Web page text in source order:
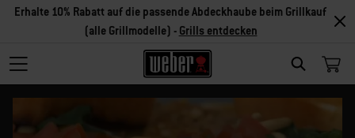
SEARCH
Erhalte 10% Rabatt auf die passende Abdeckhaube beim Grillkauf
(alle Grillmodelle) - Grills entdecken